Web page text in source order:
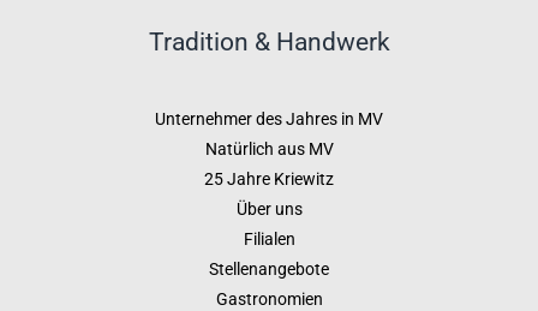
Tradition & Handwerk
Unternehmer des Jahres in MV
Natürlich aus MV
25 Jahre Kriewitz
Über uns
Filialen
Stellenangebote
Gastronomien